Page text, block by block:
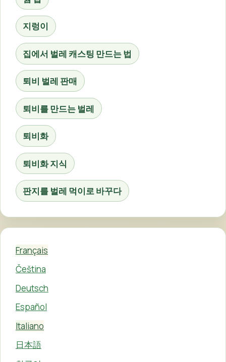
지렁이
집에서 벌레 캐스팅 만드는 법
퇴비 벌레 판매
퇴비를 만드는 벌레
퇴비화
퇴비화 지식
판지를 벌레 먹이로 바꾸다
Français
Čeština
Deutsch
Español
Italiano
日本語